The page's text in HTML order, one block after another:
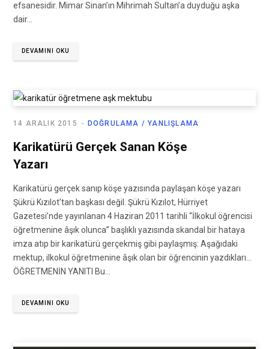
efsanesidir. Mimar Sinan’ın Mihrimah Sultan’a duyduğu aşka
dair…
DEVAMINI OKU
DOĞRULAMA / YANLIŞLAMA
14 ARALIK 2015
Karikatürü Gerçek Sanan Köşe
Yazarı
Karikatürü gerçek sanıp köşe yazısında paylaşan köşe yazarı
Şükrü Kızılot’tan başkası değil. Şükrü Kızılot, Hürriyet
Gazetesi’nde yayınlanan 4 Haziran 2011 tarihli “İlkokul öğrencisi
öğretmenine âşık olunca” başlıklı yazısında skandal bir hataya
imza atıp bir karikatürü gerçekmiş gibi paylaşmış: Aşağıdaki
mektup, ilkokul öğretmenine âşık olan bir öğrencinin yazdıkları…
ÖĞRETMENİN YANITI Bu…
DEVAMINI OKU